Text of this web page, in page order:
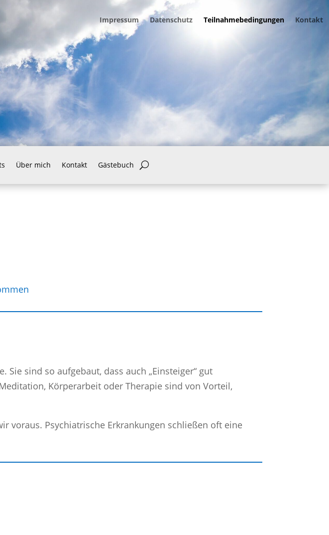
Impressum Datenschutz Teilnahmebedingungen Kontakt
Über mich Kontakt Gästebuch
sind so aufgebaut, dass auch „Einsteiger“ gut
Körperarbeit oder Therapie sind von Vorteil,
voraus. Psychiatrische Erkrankungen schließen oft eine